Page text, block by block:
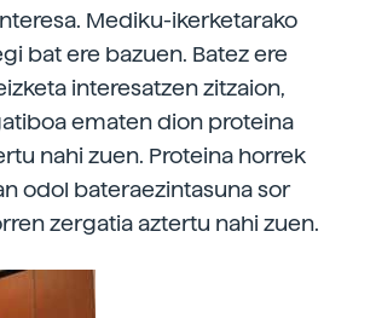
Mediku-ikerketarako
bat ere bazuen. Batez ere
interesatzen zitzaion,
ematen dion proteina
nahi zuen. Proteina horrek
odol bateraezintasuna sor
zergatia aztertu nahi zuen.